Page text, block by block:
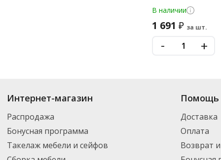
В наличии
1 691 ₽ за шт.
- +
Купить
. В ассортименте
Вы можете выбрать нужный товар и добавить его в корзину для
партнерской транспортной компанией DPD. Для постоянных
Интернет-магазин
Распродажа
Бонусная программа
Такелаж мебели и сейфов
Помощь
Доставка
Оплата
Возврат